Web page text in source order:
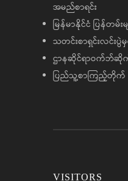
အမည်စာရင်း
မြန်မာနိုင်ငံ ပြန်တမ်းမ
သတင်းစာရှင်းလင်းပွဲ
ဌာနဆိုင်ရာဝက်ဘ်ဆိုက်
ပြည်သူ့စာကြည့်တိုက်
VISITORS